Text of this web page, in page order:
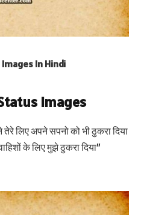
Images In Hindi
Images
लिए अपने सपनो को भी ठुकरा दिया
के लिए मुझे ठुकरा दिया”